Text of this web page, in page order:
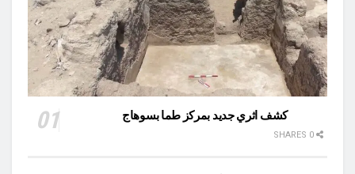
كشف اثري جديد بمركز طما بسوهاج